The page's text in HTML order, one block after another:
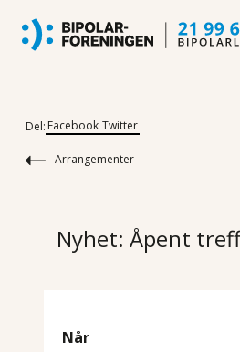
Del: Facebook Twitter
Arrangementer
Nyhet: Åpent
Når